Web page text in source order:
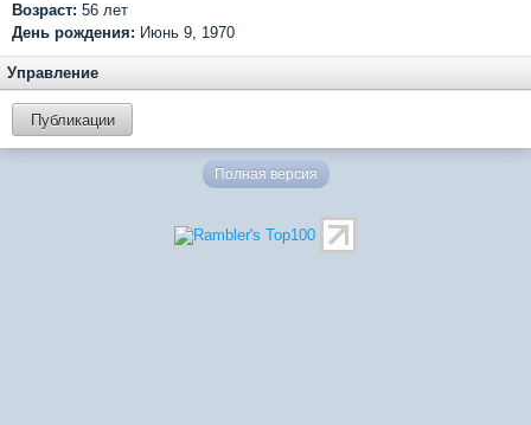
Возраст: 56 лет
День рождения: Июнь 9, 1970
Управление
Публикации
Полная версия